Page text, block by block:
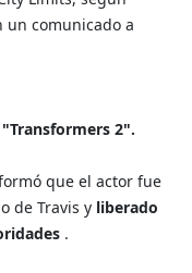
un comunicado a
2".
que el actor fue
de Travis y liberado
.